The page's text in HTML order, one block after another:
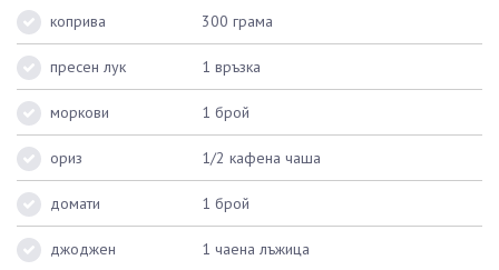
коприва 300 грама
пресен лук 1 връзка
моркови 1 брой
ориз 1/2 кафена чаша
домати 1 брой
джоджен 1 чаена лъжица